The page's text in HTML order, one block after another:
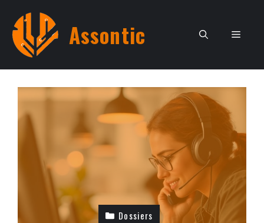
contenu
Assontic Menu
Dossiers